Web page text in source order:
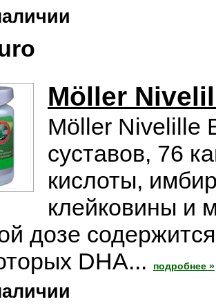
Möller
Möller Nivelille
суставов, 76
кислоты,
клейковины и
дозе
DHA...
подробнее »